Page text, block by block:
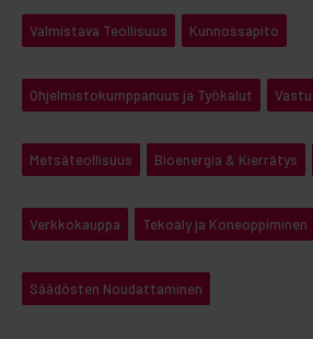
Valmistava Teollisuus Kunnossapito
Ohjelmistokumppanuus ja Työkalut
Metsäteollisuus Bioenergia & Kierrätys
Verkkokauppa Tekoäly ja Koneoppiminen
Säädösten Noudattaminen